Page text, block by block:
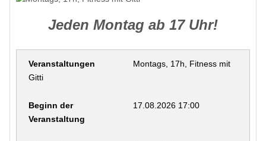
Jeden Montag ab 17 Uhr!
Montags, 17h, Fitness mit
Gitti
17.08.2026 17:00